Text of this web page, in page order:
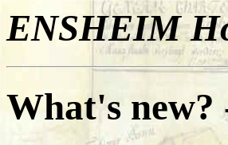
ENSHEIM
What's